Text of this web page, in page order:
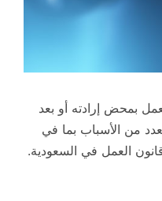
بمحض إرادته أو بعد
من الأسباب بما في
العمل في السعودية.